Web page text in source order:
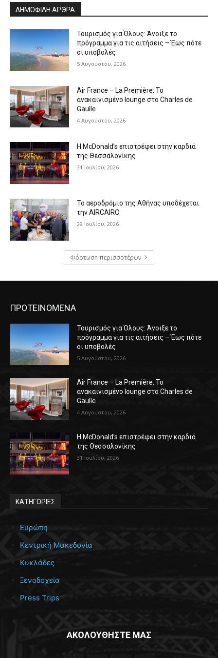
ΔΗΜΟΦΙΛΗ ΑΡΘΡΑ
Τουρισμός για Όλους: Άνοιξε το
πρόγραμμα για τις αιτήσεις – Έως πότε
οι υποβολές
5 Αυγούστου, 2026
Air France – La Première: Το
ανακαινισμένο lounge στο Charles de
Gaulle
4 Αυγούστου, 2026
Η McDonald’s επιστρέφει στην καρδιά
της Θεσσαλονίκης
31 Ιουλίου, 2026
Το αεροδρόμιο της Αθήνας υποδέχεται
την AIRCAIRO
29 Ιουλίου, 2026
Φόρτωση περισσοτέρων
ΠΡΟΤΕΙΝΟΜΕΝΑ
Τουρισμός για Όλους: Άνοιξε το
πρόγραμμα για τις αιτήσεις – Έως πότε
οι υποβολές
5 Αυγούστου, 2026
Air France – La Première: Το
ανακαινισμένο lounge στο Charles de
Gaulle
4 Αυγούστου, 2026
Η McDonald’s επιστρέφει στην καρδιά
της Θεσσαλονίκης
31 Ιουλίου, 2026
ΚΑΤΗΓΟΡΙΕΣ
Ευρώπη
Κεντρική Μακεδονία
Κυκλάδες
Ξενοδοχεία
Press Trips
ΑΚΟΛΟΥΘΗΣΤΕ ΜΑΣ